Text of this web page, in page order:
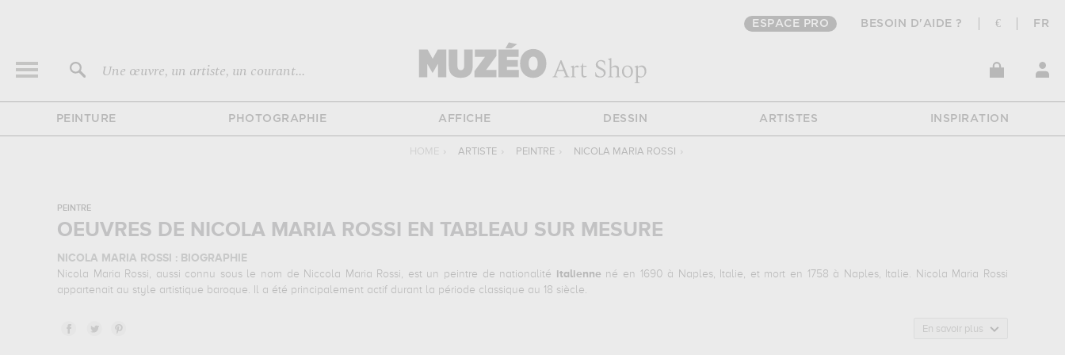
ESPACE PRO BESOIN D'AIDE ? € FR
Une œuvre, un artiste, un courant...
PEINTURE PHOTOGRAPHIE AFFICHE DESSIN ARTISTES INSPIRATION
HOME › ARTISTE › PEINTRE › NICOLA MARIA ROSSI ›
PEINTRE
OEUVRES DE NICOLA MARIA ROSSI EN TABLEAU SUR MESURE
NICOLA MARIA ROSSI : BIOGRAPHIE
Nicola Maria Rossi, aussi connu sous le nom de Niccola Maria Rossi, est un peintre de nationalité
italienne né en 1690 à Naples, Italie, et mort en 1758 à Naples, Italie. Nicola Maria Rossi
appartenait au style artistique baroque. Il a été principalement actif durant la période classique au 18 siècle.
NICOLA MARIA ROSSI : SES PRINCIPALES OEUVRES
En savoir plus